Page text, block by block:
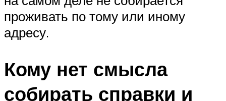
проживать по тому или иному
адресу.
Кому нет смысла
собирать справки и